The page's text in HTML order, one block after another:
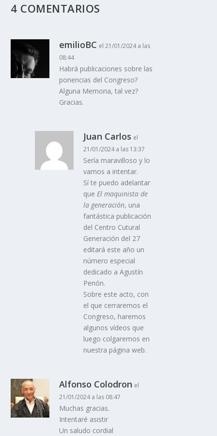
4 COMENTARIOS
emilioBC el 21/01/2024 a las
08:44
Habrá publicaciones sobre las
ponencias del Congreso?
Alguna Memoria, tal vez?
Gracias.
Juan Carlos el
21/01/2024 a las 13:37
Sería maravilloso y lo
vamos a intentar.
Sí te puedo adelantar
que El maquinista de
la generación, una
fantástica publicación
del Centro Cutural
Generación del 27
editará este año un
número especial
dedicado a Agustín
Penón.
Sobre este acto, con
el que cerraremos el
Congreso, haremos
algunos vídeos que
luego colgaremos en
nuestra página web.
Alfonso Colodron el
21/01/2024 a las 08:47
Muchas gracias.
Intentaré asistir
Un saludo cordial